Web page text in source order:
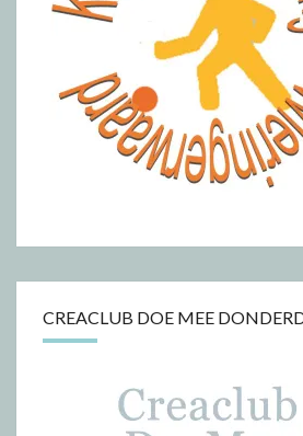
CREACLUB DOE MEE